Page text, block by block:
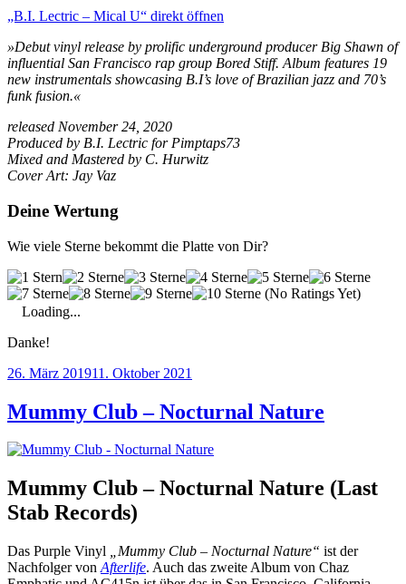
YouTube
„B.I. Lectric – Mical U“ direkt öffnen
»Debut vinyl release by prolific underground producer Big Shawn of
influential San Francisco rap group Bored Stiff. Album features 19
new instrumentals showcasing B.I’s love of Brazilian jazz and 70’s
funk fusion.«
released November 24, 2020
Produced by B.I. Lectric for Pimptaps73
Mixed and Mastered by C. Hurwitz
Cover Art: Jay Vaz
Deine Wertung
Wie viele Sterne bekommt die Platte von Dir?
(No Ratings Yet)
Loading...
Danke!
Veröffentlicht
26. März 201911. Oktober 2021
Mummy Club – Nocturnal Nature
Mummy Club – Nocturnal Nature (Last
Stab Records)
Das Purple Vinyl „Mummy Club – Nocturnal Nature“ ist der
Nachfolger von Afterlife. Auch das zweite Album von Chaz